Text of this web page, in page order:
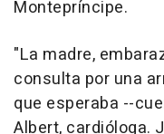
Montepríncipe.
"La madre,
consulta por una
que esperaba --
Albert, cardióloga.